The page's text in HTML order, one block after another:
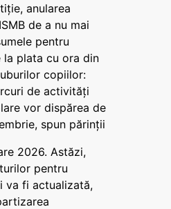
anularea
de a nu mai
pentru
la plata cu ora din
copiilor:
de activități
vor dispărea de
spun părinții
2026. Astăzi,
pentru
va fi actualizată,